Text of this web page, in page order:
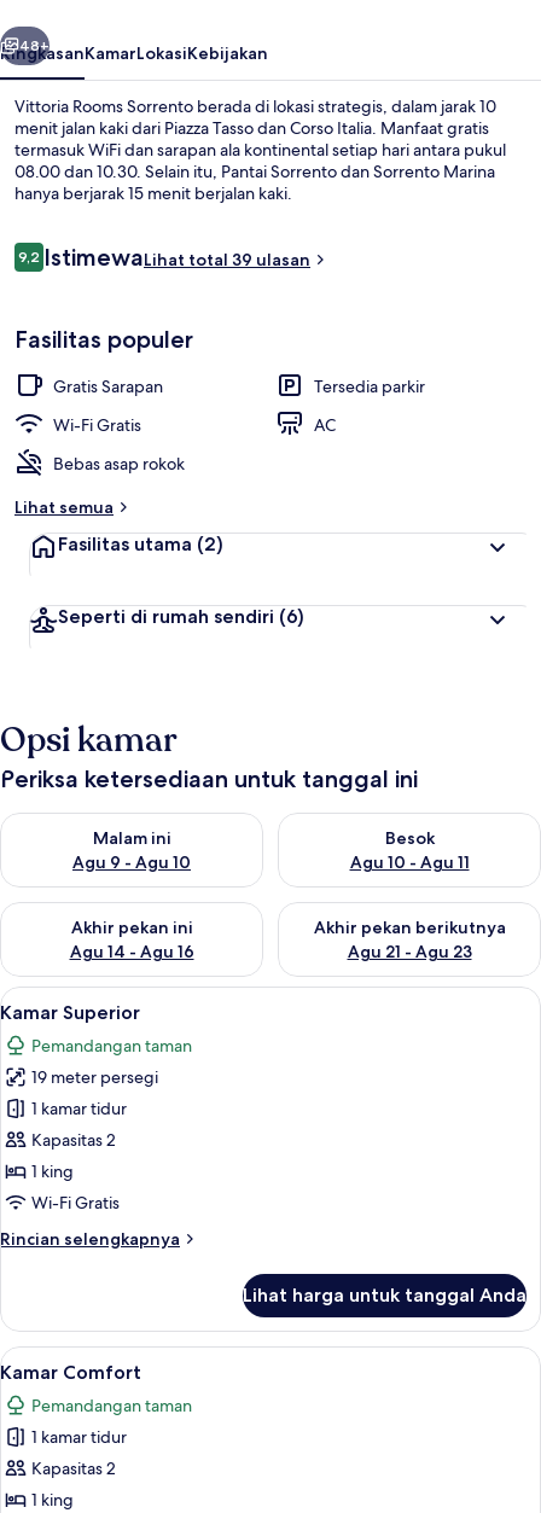
Berikutnya
48+
RingkasanKamarLokasiKebijakan
Vittoria Rooms Sorrento berada di lokasi strategis, dalam jarak 10
menit jalan kaki dari Piazza Tasso dan Corso Italia. Manfaat gratis
termasuk WiFi dan sarapan ala kontinental setiap hari antara pukul
08.00 dan 10.30. Selain itu, Pantai Sorrento dan Sorrento Marina
hanya berjarak 15 menit berjalan kaki.
Ulasan
9,29,2 dari 10
IstimewaLihat total 39 ulasan
Fasilitas populer
Gratis Sarapan
Tersedia parkir
Wi-Fi Gratis
AC
Bebas asap rokok
Lihat semua
Fasilitas utama (2)
Seperti di rumah sendiri (6)
Opsi kamar
Periksa ketersediaan untuk tanggal ini
Malam ini
Agu 9 - Agu 10
Periksa ketersediaan untuk malam ini Agu 9 - Agu 10
Besok
Agu 10 - Agu 11
Periksa ketersediaan untuk
Akhir pekan ini
Agu 14 - Agu 16
Periksa ketersediaan untuk akhir pekan ini Agu 14 - Agu 16
Akhir pekan berikutnya
Agu 21 - Agu 23
Periksa ketersediaan untuk
Lihat
semua
foto
untuk
Kamar
Superior
Meja kerja, ruang kerja ramah
29
Kamar Superior
Pemandangan taman
19 meter persegi
1 kamar tidur
Kapasitas 2
1 king
Wi-Fi Gratis
Rincian selengkapnya
Rincian
Kamar
Superior
Lihat harga untuk tanggal Anda
Lihat
semua
foto
untuk
Kamar
Comfort
Kamar Comfort | Meja kerja, ruang
20
Kamar Comfort
Pemandangan taman
1 kamar tidur
Kapasitas 2
1 king